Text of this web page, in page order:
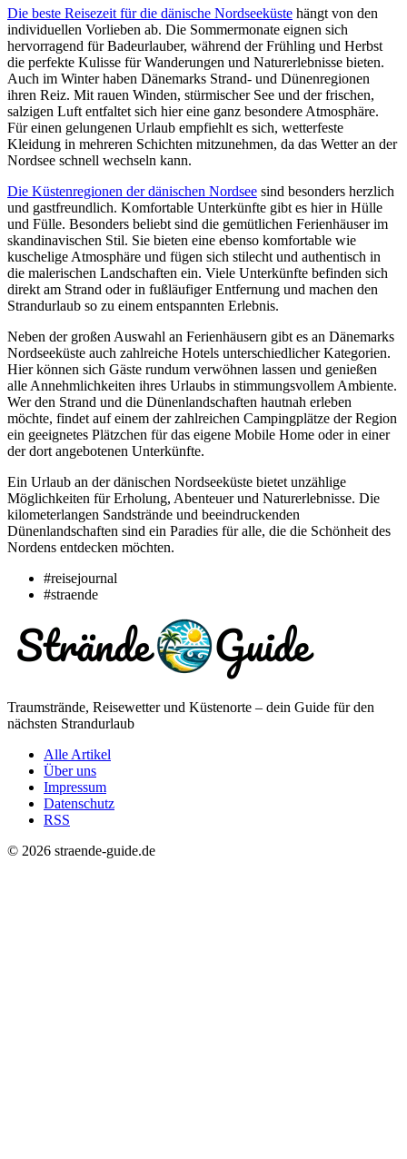
Die beste Reisezeit für die dänische Nordseeküste hängt von den
individuellen Vorlieben ab. Die Sommermonate eignen sich
hervorragend für Badeurlauber, während der Frühling und Herbst
die perfekte Kulisse für Wanderungen und Naturerlebnisse bieten.
Auch im Winter haben Dänemarks Strand- und Dünenregionen
ihren Reiz. Mit rauen Winden, stürmischer See und der frischen,
salzigen Luft entfaltet sich hier eine ganz besondere Atmosphäre.
Für einen gelungenen Urlaub empfiehlt es sich, wetterfeste
Kleidung in mehreren Schichten mitzunehmen, da das Wetter an der
Nordsee schnell wechseln kann.
Die Küstenregionen der dänischen Nordsee sind besonders herzlich
und gastfreundlich. Komfortable Unterkünfte gibt es hier in Hülle
und Fülle. Besonders beliebt sind die gemütlichen Ferienhäuser im
skandinavischen Stil. Sie bieten eine ebenso komfortable wie
kuschelige Atmosphäre und fügen sich stilecht und authentisch in
die malerischen Landschaften ein. Viele Unterkünfte befinden sich
direkt am Strand oder in fußläufiger Entfernung und machen den
Strandurlaub so zu einem entspannten Erlebnis.
Neben der großen Auswahl an Ferienhäusern gibt es an Dänemarks
Nordseeküste auch zahlreiche Hotels unterschiedlicher Kategorien.
Hier können sich Gäste rundum verwöhnen lassen und genießen
alle Annehmlichkeiten ihres Urlaubs in stimmungsvollem Ambiente.
Wer den Strand und die Dünenlandschaften hautnah erleben
möchte, findet auf einem der zahlreichen Campingplätze der Region
ein geeignetes Plätzchen für das eigene Mobile Home oder in einer
der dort angebotenen Unterkünfte.
Ein Urlaub an der dänischen Nordseeküste bietet unzählige
Möglichkeiten für Erholung, Abenteuer und Naturerlebnisse. Die
kilometerlangen Sandstrände und beeindruckenden
Dünenlandschaften sind ein Paradies für alle, die die Schönheit des
Nordens entdecken möchten.
#reisejournal
#straende
Traumstrände, Reisewetter und Küstenorte – dein Guide für den
nächsten Strandurlaub
Alle Artikel
Über uns
Impressum
Datenschutz
RSS
© 2026 straende-guide.de